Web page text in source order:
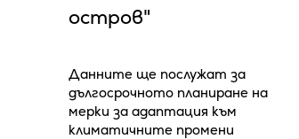
остров"
Данните ще послужат за
дългосрочното планиране на
мерки за адаптация към
климатичните промени